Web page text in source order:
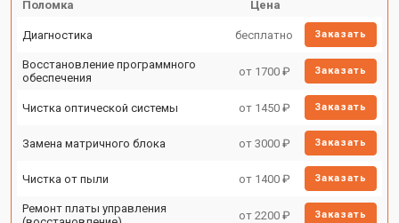
Поломка Цена
Диагностика бесплатно Заказать
Восстановление программного
обеспечения
от 1700 ₽ Заказать
Чистка оптической системы от 1450 ₽ Заказать
Замена матричного блока от 3000 ₽ Заказать
Чистка от пыли от 1400 ₽ Заказать
Ремонт платы управления
от 2200 ₽ Заказать